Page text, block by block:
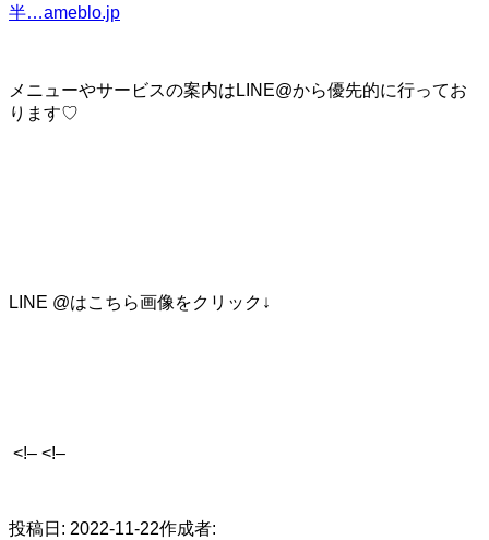
半…ameblo.jp
メニューやサービスの案内はLINE@から優先的に行ってお
ります♡
LINE @はこちら画像をクリック↓
<!– <!–
投稿日: 2022-11-22作成者: